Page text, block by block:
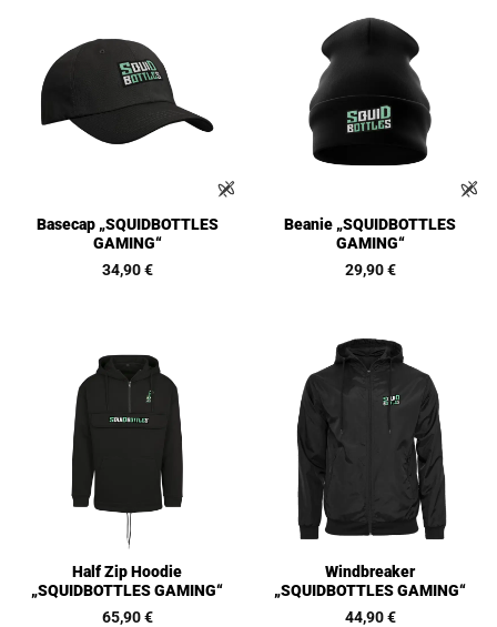
Basecap „SQUIDBOTTLES
GAMING“
34,90€
Beanie „SQUIDBOTTLES
GAMING“
29,90€
Half Zip Hoodie
„SQUIDBOTTLES GAMING“
65,90€
Windbreaker
„SQUIDBOTTLES GAMING“
44,90€